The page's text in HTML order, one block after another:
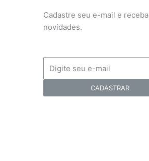
Cadastre seu e-mail e receba
novidades.
CADASTRAR